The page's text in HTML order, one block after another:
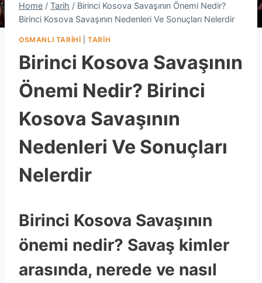
Home / Tarih / Birinci Kosova Savaşının Önemi Nedir?
Birinci Kosova Savaşının Nedenleri Ve Sonuçları Nelerdir
OSMANLI TARIHI |TARIH
Birinci Kosova Savaşının
Önemi Nedir? Birinci
Kosova Savaşının
Nedenleri Ve Sonuçları
Nelerdir
Birinci Kosova Savaşının
önemi nedir? Savaş kimler
arasında, nerede ve nasıl